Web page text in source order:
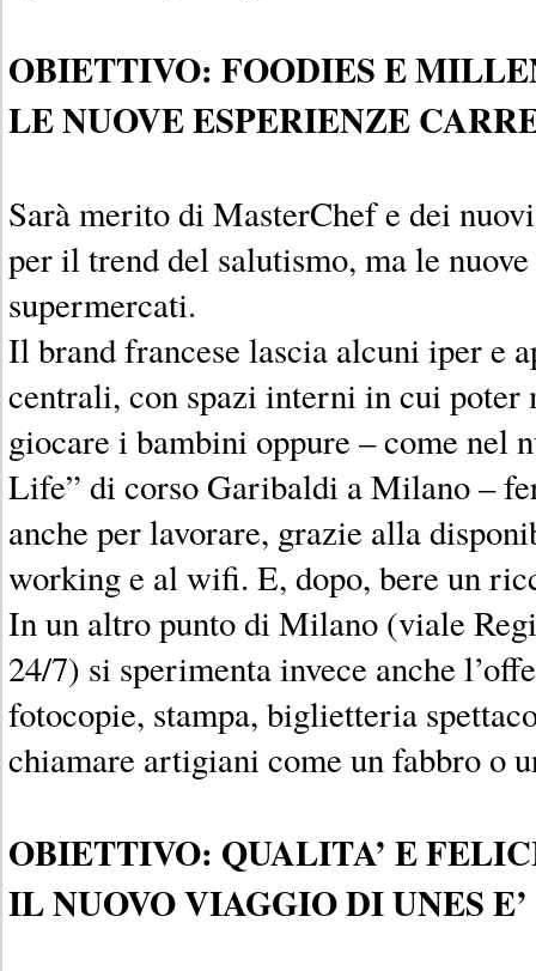
OBIETTIVO: FOODIES E
LE NUOVE ESPERIENZE
Sarà merito di MasterChef e dei
per il trend del salutismo, ma le
supermercati.
Il brand francese lascia alcuni iper e
centrali, con spazi interni in cui poter
giocare i bambini oppure – come nel
Life” di corso Garibaldi a Milano –
anche per lavorare, grazie alla
working e al wifi. E, dopo, bere un
In un altro punto di Milano (viale
24/7) si sperimenta invece anche
fotocopie, stampa, biglietteria
chiamare artigiani come un fabbro o
OBIETTIVO: QUALITA’ E
IL NUOVO VIAGGIO DI UNES